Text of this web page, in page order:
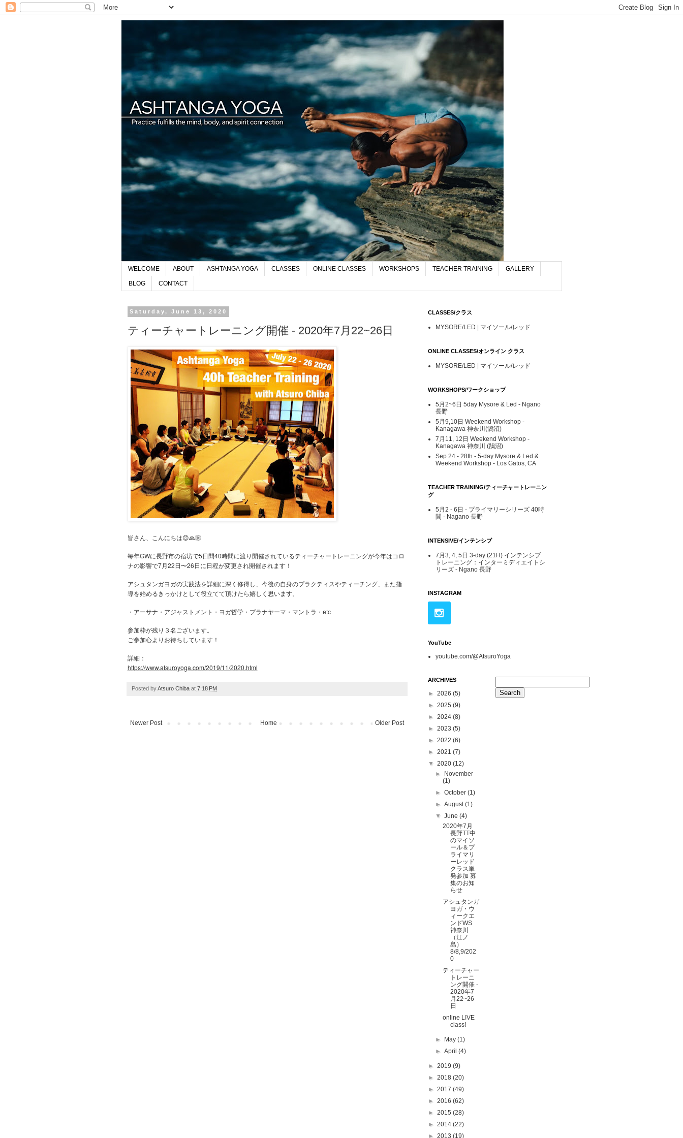
WELCOME ABOUT ASHTANGA YOGA CLASSES ONLINE CLASSES WORKSHOPS TEACHER TRAINING GALLERY
BLOG CONTACT
Saturday, June 13, 2020
ティーチャートレーニング開催 - 2020年7月22~26日
皆さん、こんにちは😊🙏🏼
毎年GWに長野市の宿坊で5日間40時間に渡り開催されているティーチャートレーニングが今年はコロ
ナの影響で7月22日〜26日に日程が変更され開催されます！
アシュタンガヨガの実践法を詳細に深く修得し、今後の自身のプラクティスやティーチング、また指
導を始めるきっかけとして役立てて頂けたら嬉しく思います。
・アーサナ・アジャストメント・ヨガ哲学・プラナヤーマ・マントラ・etc
参加枠が残り３名ございます。
ご参加心よりお待ちしています！
詳細：
https://www.atsuroyoga.com/2019/11/2020.html
Posted byAtsuro Chiba at 7:18 PM
Newer Post Older Post
Home
CLASSES/クラス
MYSORE/LED | マイソール/レッド
ONLINE CLASSES/オンライン クラス
MYSORE/LED | マイソール/レッド
WORKSHOPS/ワークショップ
5月2~6日 5day Mysore & Led - Ngano
長野
5月9,10日 Weekend Workshop -
Kanagawa 神奈川(鵠沼)
7月11, 12日 Weekend Workshop -
Kanagawa 神奈川 (鵠沼)
Sep 24 - 28th - 5-day Mysore & Led &
Weekend Workshop - Los Gatos, CA
TEACHER TRAINING/ティーチャートレーニン
グ
5月2 - 6日 - プライマリーシリーズ 40時
間 - Nagano 長野
INTENSIVE/インテンシブ
7月3, 4, 5日 3-day (21H) インテンシブ
トレーニング：インターミディエイトシ
リーズ - Ngano 長野
INSTAGRAM
YouTube
youtube.com/@AtsuroYoga
ARCHIVES
► 2026 (5)
► 2025 (9)
► 2024 (8)
► 2023 (5)
► 2022 (6)
► 2021 (7)
▼ 2020 (12)
► November
(1)
► October (1)
► August (1)
▼ June (4)
2020年7月
長野TT中
のマイソ
ール＆プ
ライマリ
ーレッド
クラス単
発参加 募
集のお知
らせ
アシュタンガ
ヨガ・ウ
ィークエ
ンドWS
神奈川
（江ノ
島）
8/8,9/202
0
ティーチャー
トレーニ
ング開催 -
2020年7
月22~26
日
online LIVE
class!
► May (1)
► April (4)
► 2019 (9)
► 2018 (20)
► 2017 (49)
► 2016 (62)
► 2015 (28)
► 2014 (22)
► 2013 (19)